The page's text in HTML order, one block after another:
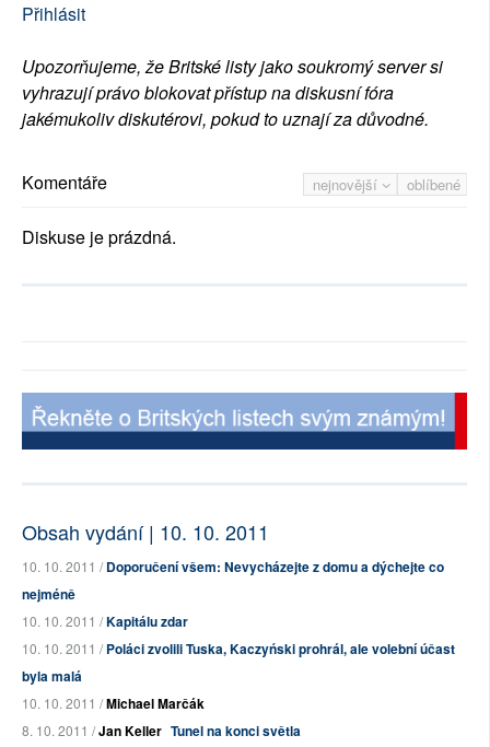
Přihlásit
Upozorňujeme, že Britské listy jako soukromý server si
vyhrazují právo blokovat přístup na diskusní fóra
jakémukoliv diskutérovi, pokud to uznají za důvodné.
nejnovější oblíbené
Komentáře
Diskuse je prázdná.
Obsah vydání | 10. 10. 2011
10. 10. 2011 /Doporučení všem: Nevycházejte z domu a dýchejte co
nejméně
10. 10. 2011 /Kapitálu zdar
10. 10. 2011 /Poláci zvolili Tuska, Kaczyński prohrál, ale volební účast
byla malá
10. 10. 2011 /Michael Marčák
8. 10. 2011 /Jan Keller Tunel na konci světla